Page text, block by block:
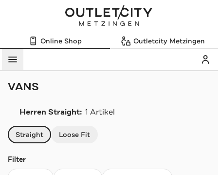
Online Shop Outletcity Metzingen
Menü
VANS
Herren Straight: 1 Artikel
Straight Loose Fit
Filter